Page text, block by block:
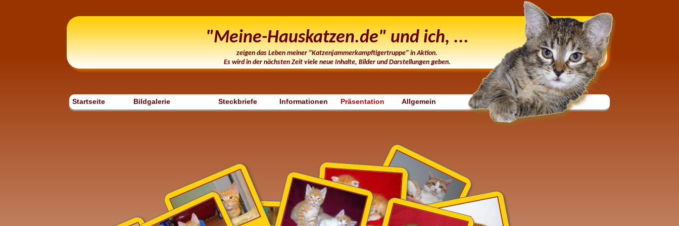
September 2013
"Meine-Hauskatzen.de" und ich, ...
zeigen das Leben meiner "Katzenjammerkampftigertruppe" in Aktion.
Es wird in der nächsten Zeit viele neue Inhalte, Bilder und Darstellungen geben.
Startseite Bildgalerie Steckbriefe Informationen Präsentation Allgemein
Kater in Pose